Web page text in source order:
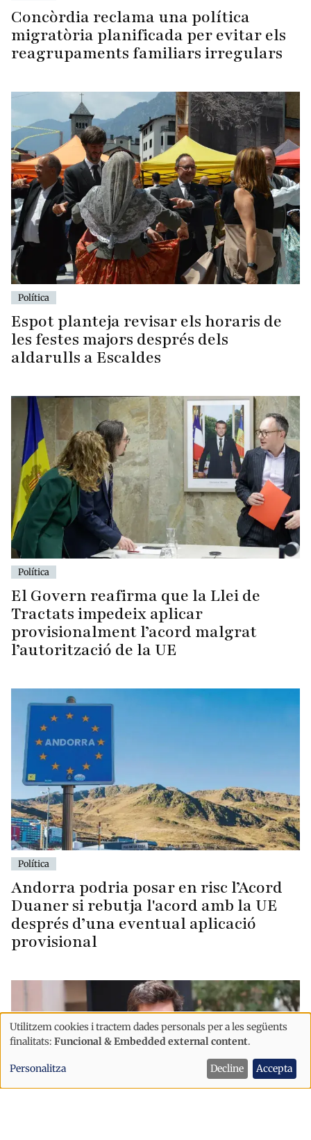
Concòrdia reclama una política
migratòria planificada per evitar els
reagrupaments familiars irregulars
Política
Espot planteja revisar els horaris de
les festes majors després dels
aldarulls a Escaldes
Política
El Govern reafirma que la Llei de
Tractats impedeix aplicar
provisionalment l’acord malgrat
l’autorització de la UE
Política
Andorra podria posar en risc l’Acord
Duaner si rebutja l'acord amb la UE
després d’una eventual aplicació
provisional
Ús
de
dades
Utilitzem cookies i tractem dades personals per a les següents
finalitats: Funcional & Embedded external content.
Personalitza Decline Accepta